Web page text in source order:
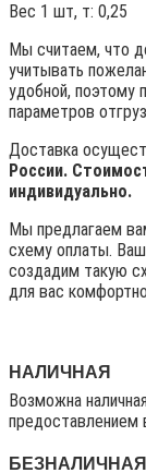
Вес 1 шт, т: 0,25
Мы считаем, что
учитывать
удобной, поэтому
параметров
Доставка
России.
индивидуально.
Мы предлагаем
схему оплаты.
создадим такую
для вас
НАЛИЧНАЯ
Возможна
предоставлением
БЕЗНАЛИЧНАЯ